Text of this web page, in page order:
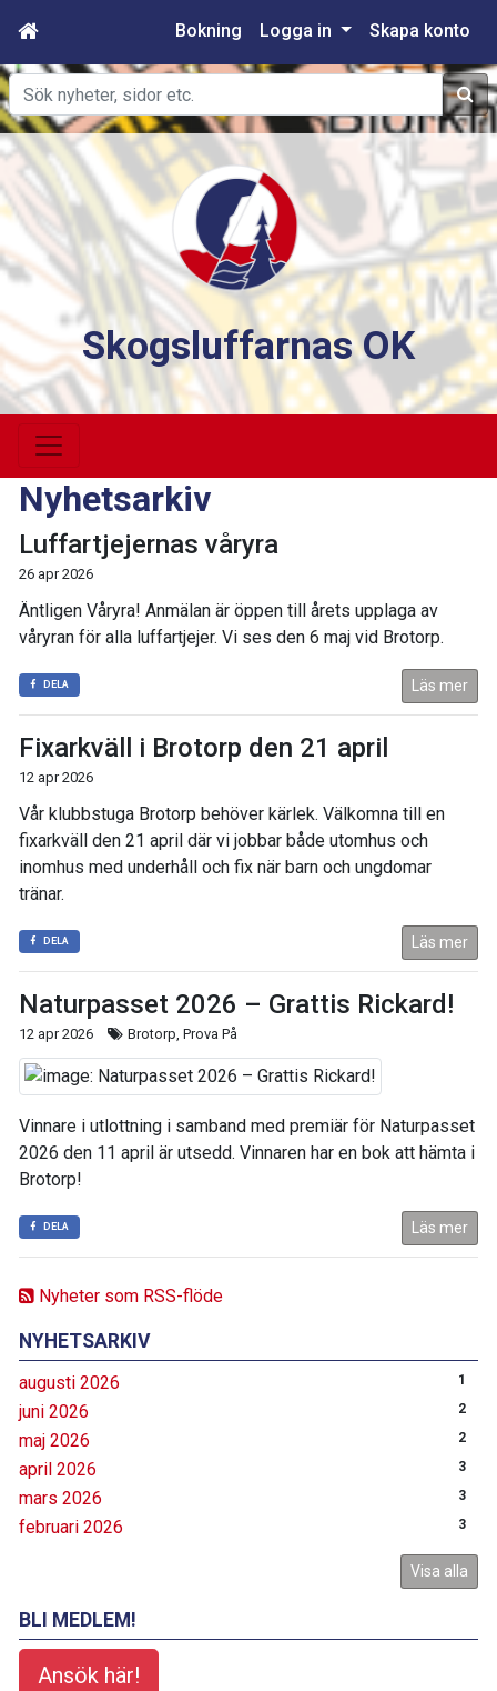
Bokning Logga in Skapa konto
Sök
Skogsluffarnas OK
Nyheter som RSS-flöde
NYHETSARKIV
augusti 2026 1
juni 2026 2
maj 2026 2
april 2026 3
mars 2026 3
februari 2026 3
Visa alla
BLI MEDLEM!
Ansök här!
Nyhetsarkiv
Luffartjejernas våryra
26 apr 2026
Äntligen Våryra! Anmälan är öppen till årets upplaga av
våryran för alla luffartjejer. Vi ses den 6 maj vid Brotorp.
DELA Läs mer
Fixarkväll i Brotorp den 21 april
12 apr 2026
Vår klubbstuga Brotorp behöver kärlek. Välkomna till en
fixarkväll den 21 april där vi jobbar både utomhus och
inomhus med underhåll och fix när barn och ungdomar
tränar.
DELA Läs mer
Naturpasset 2026 – Grattis Rickard!
12 apr 2026 Brotorp, Prova På
Vinnare i utlottning i samband med premiär för Naturpasset
2026 den 11 april är utsedd. Vinnaren har en bok att hämta i
Brotorp!
DELA Läs mer